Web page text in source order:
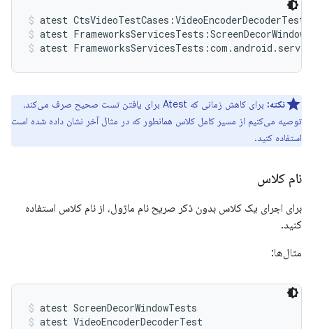
atest CtsVideoTestCases:VideoEncoderDecoderTest
atest
atest
نکته:
برای کاهش زمانی که Atest برای یافتن تست صحیح صرف می‌کند،
توصیه می‌کنیم از مسیر کامل کلاس همانطور که در مثال آخر نشان داده شده است
استفاده کنید.
نام کلاس
برای اجرای یک کلاس بدون ذکر صریح نام ماژول، از نام کلاس استفاده
کنید.
مثال‌ها:
atest ScreenDecorWindowTests
atest VideoEncoderDecoderTest